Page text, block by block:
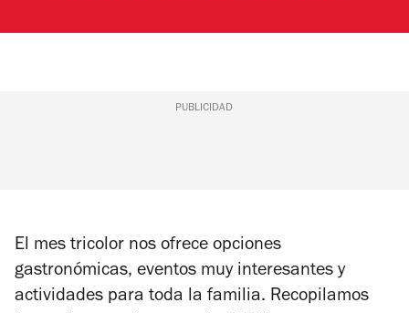
PUBLICIDAD
El mes tricolor nos ofrece opciones
gastronómicas, eventos muy interesantes y
actividades para toda la familia. Recopilamos